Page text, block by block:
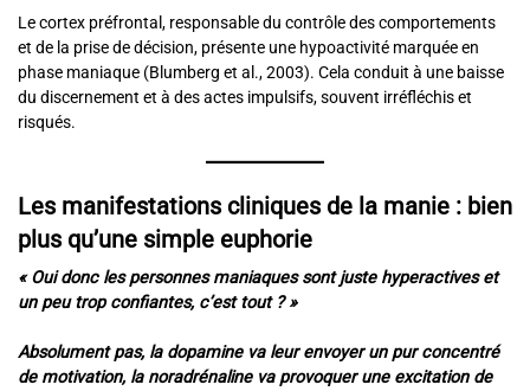
Le cortex préfrontal, responsable du contrôle des comportements
et de la prise de décision, présente une hypoactivité marquée en
phase maniaque (Blumberg et al., 2003). Cela conduit à une baisse
du discernement et à des actes impulsifs, souvent irréfléchis et
risqués.
Les manifestations cliniques de la manie : bien
plus qu’une simple euphorie
« Oui donc les personnes maniaques sont juste hyperactives et
un peu trop confiantes, c’est tout ? »
Absolument pas, la dopamine va leur envoyer un pur concentré
de motivation, la noradrénaline va provoquer une excitation de